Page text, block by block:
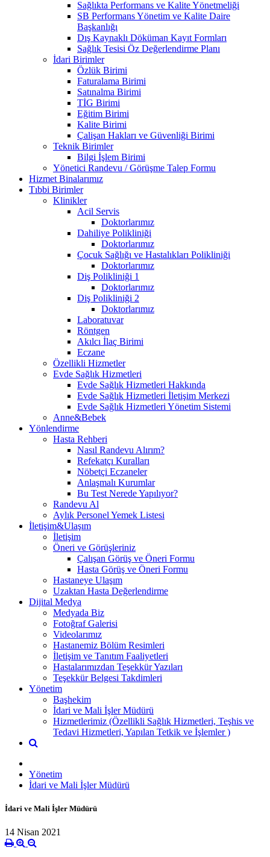
Sağlıkta Performans ve Kalite Yönetmeliği
SB Performans Yönetim ve Kalite Daire
Başkanlığı
Dış Kaynaklı Döküman Kayıt Formları
Sağlık Tesisi Öz Değerlendirme Planı
İdari Birimler
Özlük Birimi
Faturalama Birimi
Satınalma Birimi
TİG Birimi
Eğitim Birimi
Kalite Birimi
Çalişan Hakları ve Güvenliği Birimi
Teknik Birimler
Bilgi İşlem Birimi
Yönetici Randevu / Görüşme Talep Formu
Hizmet Binalarımız
Tıbbi Birimler
Klinikler
Acil Servis
Doktorlarımız
Dahiliye Polikliniği
Doktorlarımız
Çocuk Sağlığı ve Hastalıkları Polikliniği
Doktorlarımız
Diş Polikliniği 1
Doktorlarımız
Diş Polikliniği 2
Doktorlarımız
Laboratuvar
Röntgen
Akılcı İlaç Birimi
Eczane
Özellikli Hizmetler
Evde Sağlık Hizmetleri
Evde Sağlık Hizmetleri Hakkında
Evde Sağlık Hizmetleri İletişim Merkezi
Evde Sağlık Hizmetleri Yönetim Sistemi
Anne&Bebek
Yönlendirme
Hasta Rehberi
Nasıl Randevu Alırım?
Refekatçı Kuralları
Nöbetçi Eczaneler
Anlaşmalı Kurumlar
Bu Test Nerede Yapılıyor?
Randevu Al
Aylık Personel Yemek Listesi
İletişim&Ulaşım
İletişim
Öneri ve Görüşleriniz
Çalışan Görüş ve Öneri Formu
Hasta Görüş ve Öneri Formu
Hastaneye Ulaşım
Uzaktan Hasta Değerlendirme
Dijital Medya
Medyada Biz
Fotoğraf Galerisi
Videolarımız
Hastanemiz Bölüm Resimleri
İletişim ve Tanıtım Faaliyetleri
Hastalarımızdan Teşekkür Yazıları
Teşekkür Belgesi Takdimleri
Yönetim
Başhekim
İdari ve Mali İşler Müdürü
Hizmetlerimiz (Özellikli Sağlık Hizmetleri, Teşhis ve
Tedavi Hizmetleri, Yapılan Tetkik ve İşlemler )
Yönetim
İdari ve Mali İşler Müdürü
İdari ve Mali İşler Müdürü
14 Nisan 2021